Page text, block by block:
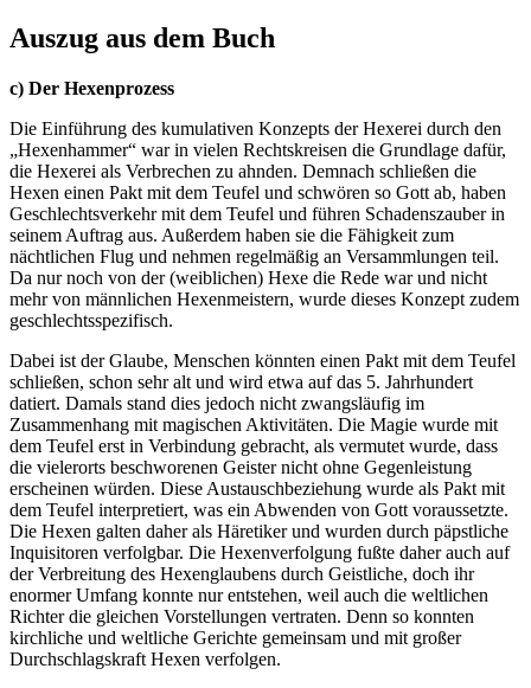
Auszug aus dem Buch
c) Der Hexenprozess
Die Einführung des kumulativen Konzepts der Hexerei durch den
„Hexenhammer“ war in vielen Rechtskreisen die Grundlage dafür,
die Hexerei als Verbrechen zu ahnden. Demnach schließen die
Hexen einen Pakt mit dem Teufel und schwören so Gott ab, haben
Geschlechtsverkehr mit dem Teufel und führen Schadenszauber in
seinem Auftrag aus. Außerdem haben sie die Fähigkeit zum
nächtlichen Flug und nehmen regelmäßig an Versammlungen teil.
Da nur noch von der (weiblichen) Hexe die Rede war und nicht
mehr von männlichen Hexenmeistern, wurde dieses Konzept zudem
geschlechtsspezifisch.
Dabei ist der Glaube, Menschen könnten einen Pakt mit dem Teufel
schließen, schon sehr alt und wird etwa auf das 5. Jahrhundert
datiert. Damals stand dies jedoch nicht zwangsläufig im
Zusammenhang mit magischen Aktivitäten. Die Magie wurde mit
dem Teufel erst in Verbindung gebracht, als vermutet wurde, dass
die vielerorts beschworenen Geister nicht ohne Gegenleistung
erscheinen würden. Diese Austauschbeziehung wurde als Pakt mit
dem Teufel interpretiert, was ein Abwenden von Gott voraussetzte.
Die Hexen galten daher als Häretiker und wurden durch päpstliche
Inquisitoren verfolgbar. Die Hexenverfolgung fußte daher auch auf
der Verbreitung des Hexenglaubens durch Geistliche, doch ihr
enormer Umfang konnte nur entstehen, weil auch die weltlichen
Richter die gleichen Vorstellungen vertraten. Denn so konnten
kirchliche und weltliche Gerichte gemeinsam und mit großer
Durchschlagskraft Hexen verfolgen.